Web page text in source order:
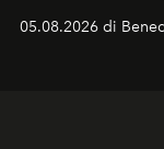
protagonisti del
contemporanea
05.08.2026 di